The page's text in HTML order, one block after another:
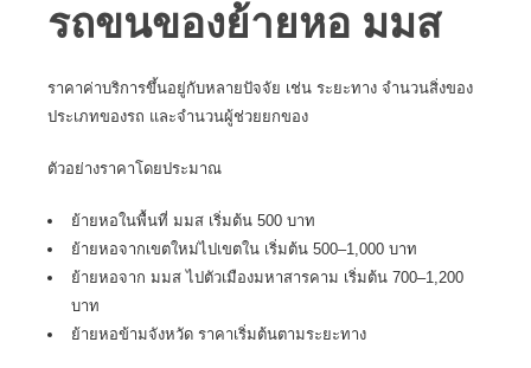
รถขนของย้ายหอ มมส
ราคาค่าบริการขึ้นอยู่กับหลายปัจจัย เช่น ระยะทาง จำนวนสิ่งของ
ประเภทของรถ และจำนวนผู้ช่วยยกของ
ตัวอย่างราคาโดยประมาณ
ย้ายหอในพื้นที่ มมส เริ่มต้น 500 บาท
ย้ายหอจากเขตใหม่ไปเขตใน เริ่มต้น 500–1,000 บาท
ย้ายหอจาก มมส ไปตัวเมืองมหาสารคาม เริ่มต้น 700–1,200
บาท
ย้ายหอข้ามจังหวัด ราคาเริ่มต้นตามระยะทาง